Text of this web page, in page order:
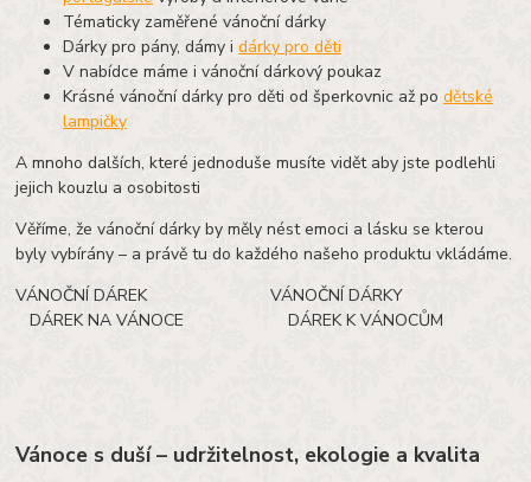
Tématicky zaměřené vánoční dárky
Dárky pro pány, dámy idárky pro děti
V nabídce máme i vánoční dárkový poukaz
Krásné vánoční dárky pro děti od šperkovnic až podětské
lampičky
A mnoho dalších, které jednoduše musíte vidět aby jste podlehli
jejich kouzlu a osobitosti
Věříme, že vánoční dárky by měly nést emoci a lásku se kterou
byly vybírány – a právě tu do každého našeho produktu vkládáme.
VÁNOČNÍ DÁREK VÁNOČNÍ DÁRKY
DÁREK NA VÁNOCE DÁREK K VÁNOCŮM
Vánoce s duší – udržitelnost, ekologie a kvalita